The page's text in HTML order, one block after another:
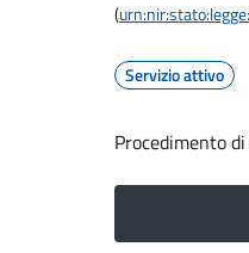
(
Servizio attivo
Procedimento